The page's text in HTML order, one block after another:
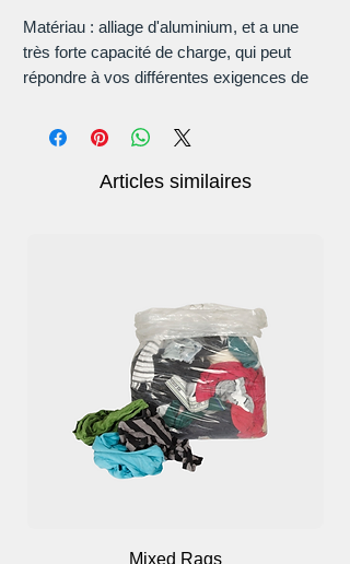
Matériau : alliage d'aluminium, et a une
très forte capacité de charge, qui peut
répondre à vos différentes exigences de
Port : cuir souple de qualité supérieure,
garde la forme. Adopter un cuir pleine fleur
Articles similaires
Mixed Rags